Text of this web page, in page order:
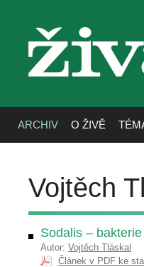
živa
ARCHIV O ŽIVĚ
Vojtěch
Sodalis –
Autor: Vojtěch Tláskal
Článek v PDF ke